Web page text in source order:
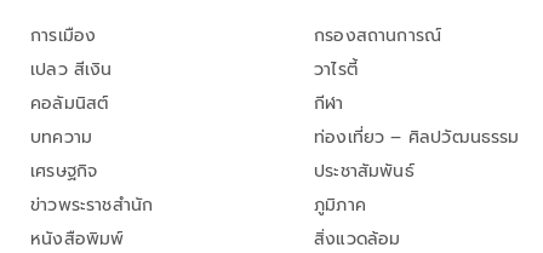
การเมือง
เปลว สีเงิน
คอลัมนิสต์
บทความ
เศรษฐกิจ
ข่าวพระราชสำนัก
หนังสือพิมพ์
กรองสถานการณ์
วาไรตี้
กีฬา
ท่องเที่ยว – ศิลปวัฒนธรรม
ประชาสัมพันธ์
ภูมิภาค
สิ่งแวดล้อม